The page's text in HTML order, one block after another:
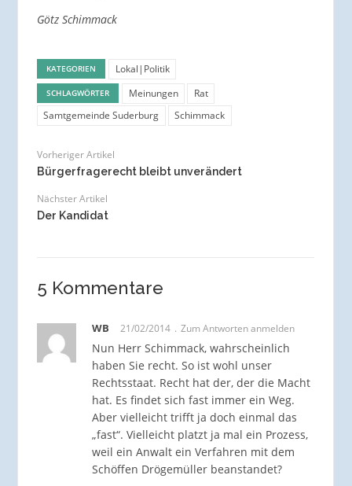
Götz Schimmack
KATEGORIEN Lokal|Politik
SCHLAGWÖRTER Meinungen
Rat
Samtgemeinde Suderburg
Schimmack
Vorheriger Artikel
Bürgerfragerecht bleibt unverändert
Nächster Artikel
Der Kandidat
5 Kommentare
WB 21/02/2014 Zum Antworten anmelden
Nun Herr Schimmack, wahrscheinlich
haben Sie recht. So ist wohl unser
Rechtsstaat. Recht hat der, der die Macht
hat. Es findet sich fast immer ein Weg.
Aber vielleicht trifft ja doch einmal das
„fast“. Vielleicht platzt ja mal ein Prozess,
weil ein Anwalt ein Verfahren mit dem
Schöffen Drögemüller beanstandet?